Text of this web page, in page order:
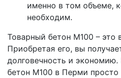
именно в том объеме,
необходим.
Товарный бетон M100 – это
Приобретая его, вы
долговечность и экономию.
бетон M100 в Перми